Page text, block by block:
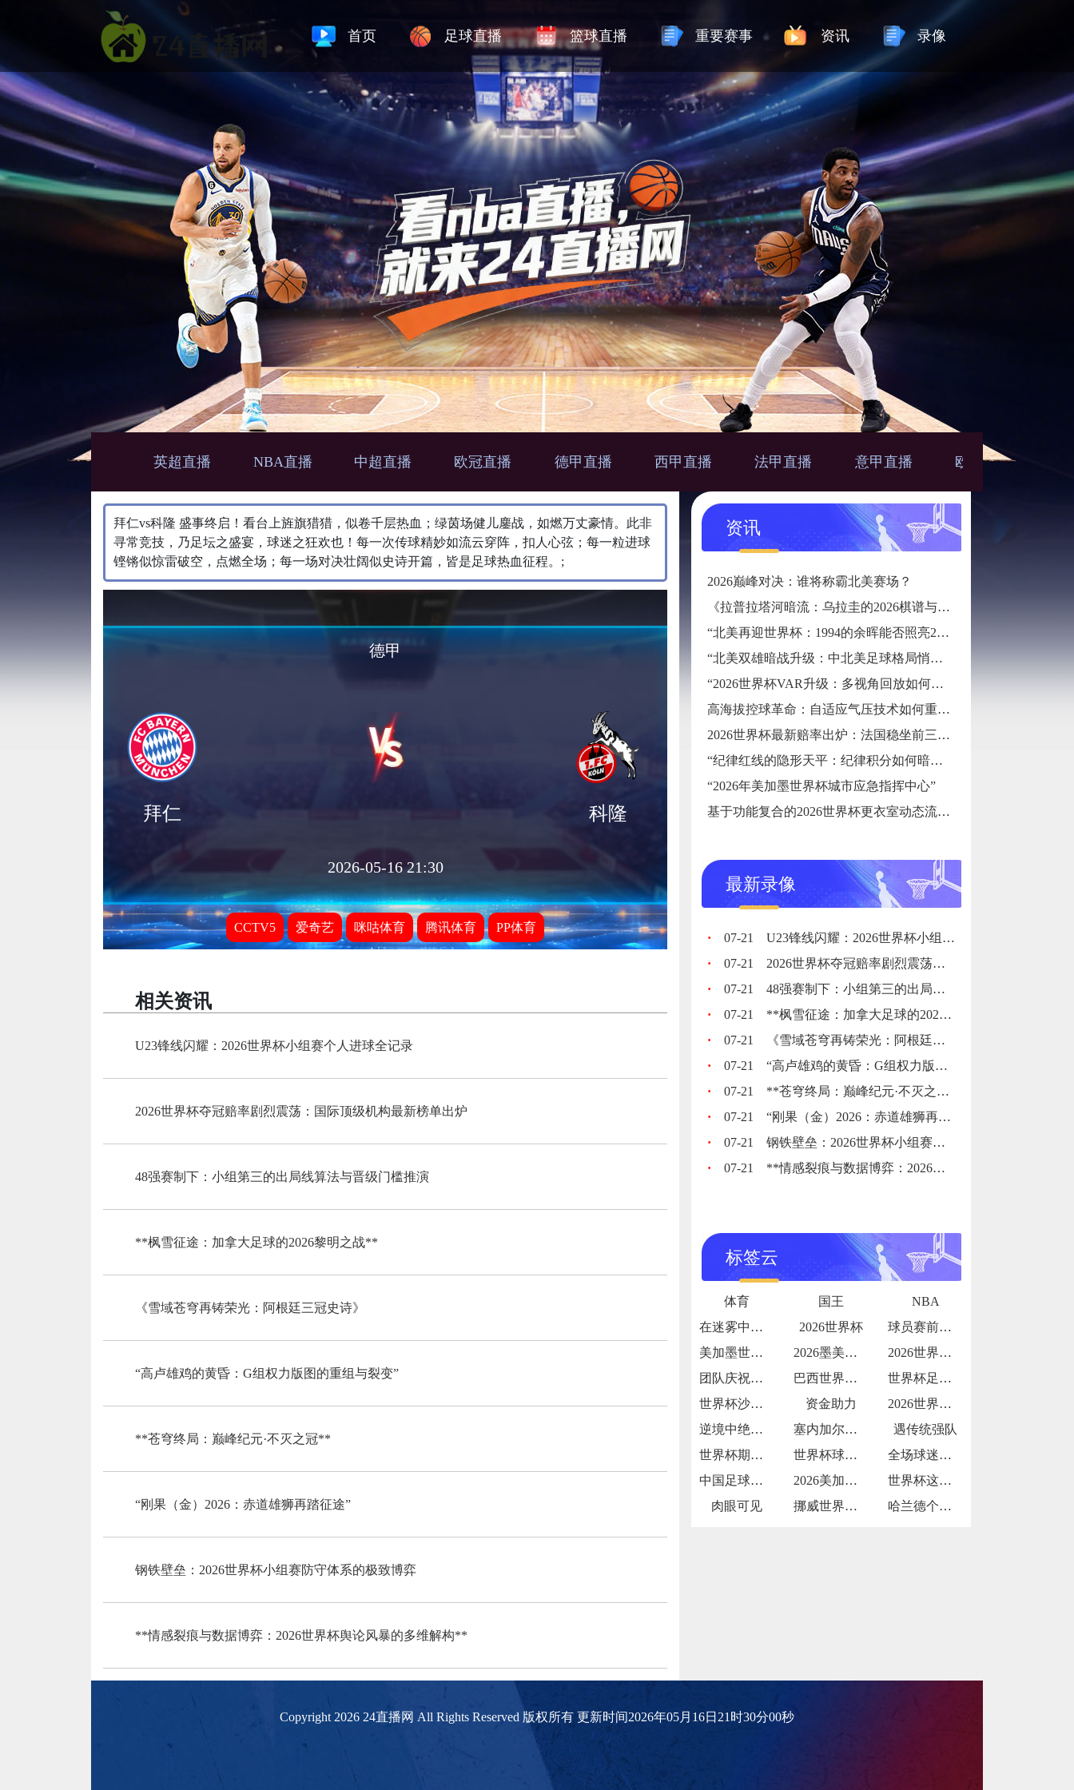
首页 足球直播 篮球直播 重要赛事 资讯 录像
英超直播 NBA直播 中超直播 欧冠直播 德甲直播 西甲直播 法甲直播 意甲直播 欧联直播
拜仁vs科隆 盛事终启！看台上旌旗猎猎，似卷千层热血；绿茵场健儿鏖战，如燃万丈豪情。此非
寻常竞技，乃足坛之盛宴，球迷之狂欢也！每一次传球精妙如流云穿阵，扣人心弦；每一粒进球
铿锵似惊雷破空，点燃全场；每一场对决壮阔似史诗开篇，皆是足球热血征程。;
德甲
拜仁 科隆
2026-05-16 21:30
CCTV5 爱奇艺 咪咕体育 腾讯体育 PP体育
相关资讯
U23锋线闪耀：2026世界杯小组赛个人进球全记录
2026世界杯夺冠赔率剧烈震荡：国际顶级机构最新榜单出炉
48强赛制下：小组第三的出局线算法与晋级门槛推演
**枫雪征途：加拿大足球的2026黎明之战**
《雪域苍穹再铸荣光：阿根廷三冠史诗》
“高卢雄鸡的黄昏：G组权力版图的重组与裂变”
**苍穹终局：巅峰纪元·不灭之冠**
“刚果（金）2026：赤道雄狮再踏征途”
钢铁壁垒：2026世界杯小组赛防守体系的极致博弈
**情感裂痕与数据博弈：2026世界杯舆论风暴的多维解构**
资讯
2026巅峰对决：谁将称霸北美赛场？
《拉普拉塔河暗流：乌拉圭的2026棋谱与冷锋》
“北美再迎世界杯：1994的余晖能否照亮2026？”
“北美双雄暗战升级：中北美足球格局悄然生变”
“2026世界杯VAR升级：多视角回放如何改写比赛判罚逻辑”
高海拔控球革命：自适应气压技术如何重塑2026世界杯用球标准
2026世界杯最新赔率出炉：法国稳坐前三，姆巴佩率队剑指卫冕
“纪律红线的隐形天平：纪律积分如何暗中改写世预赛出线格局”
“2026年美加墨世界杯城市应急指挥中心”
基于功能复合的2026世界杯更衣室动态流线设计与空间自适应优化策略
最新录像
· 07-21
U23锋线闪耀：2026世界杯小组赛个人进球全记录
·
07-21
2026世界杯夺冠赔率剧烈震荡：国际顶级机构最新榜单出炉
·
07-21
48强赛制下：小组第三的出局线算法与晋级门槛推演
·
07-21
**枫雪征途：加拿大足球的2026黎明之战**
·
07-21
《雪域苍穹再铸荣光：阿根廷三冠史诗》
·
07-21
“高卢雄鸡的黄昏：G组权力版图的重组与裂变”
·
07-21
**苍穹终局：巅峰纪元·不灭之冠**
·
07-21
“刚果（金）2026：赤道雄狮再踏征途”
·
07-21
钢铁壁垒：2026世界杯小组赛防守体系的极致博弈
·
07-21 **情感裂痕与数据博弈：2026世界杯舆论风暴的多维解构**
标签云
体育 国王
NBA
在迷雾中探寻破晓之光
2026世界杯
球员赛前唱国歌泪流满面瞬间
美加墨世界杯：历史上首次32强淘汰赛的签
2026墨美加世界杯：第四官员举牌补时与
2026世界杯更衣室狂欢视频流出
团队庆祝氛围拉满
巴西世界杯“门将发挥”：阿利松能否零封强
世界杯足球电竞青少年赛开打
世界杯沙特队：亚洲新贵
资金助力
2026世界杯球队团结一心
逆境中绝地反击
塞内加尔世界杯淘汰赛赛程
遇传统强队
世界杯期间三大国交通系统如何运转
世界杯球员因发型像鸡冠被解说调侃
全场球迷用手机灯光拼出巨幅国旗
中国足球世界杯：留洋球员表现受关注
2026美加墨世界杯梅西首秀时间确定
世界杯这差距
肉眼可见
挪威世界杯关键战能力 哈兰德个人能力
Copyright 2026 24直播网 All Rights Reserved 版权所有 更新时间2026年05月16日21时30分00秒